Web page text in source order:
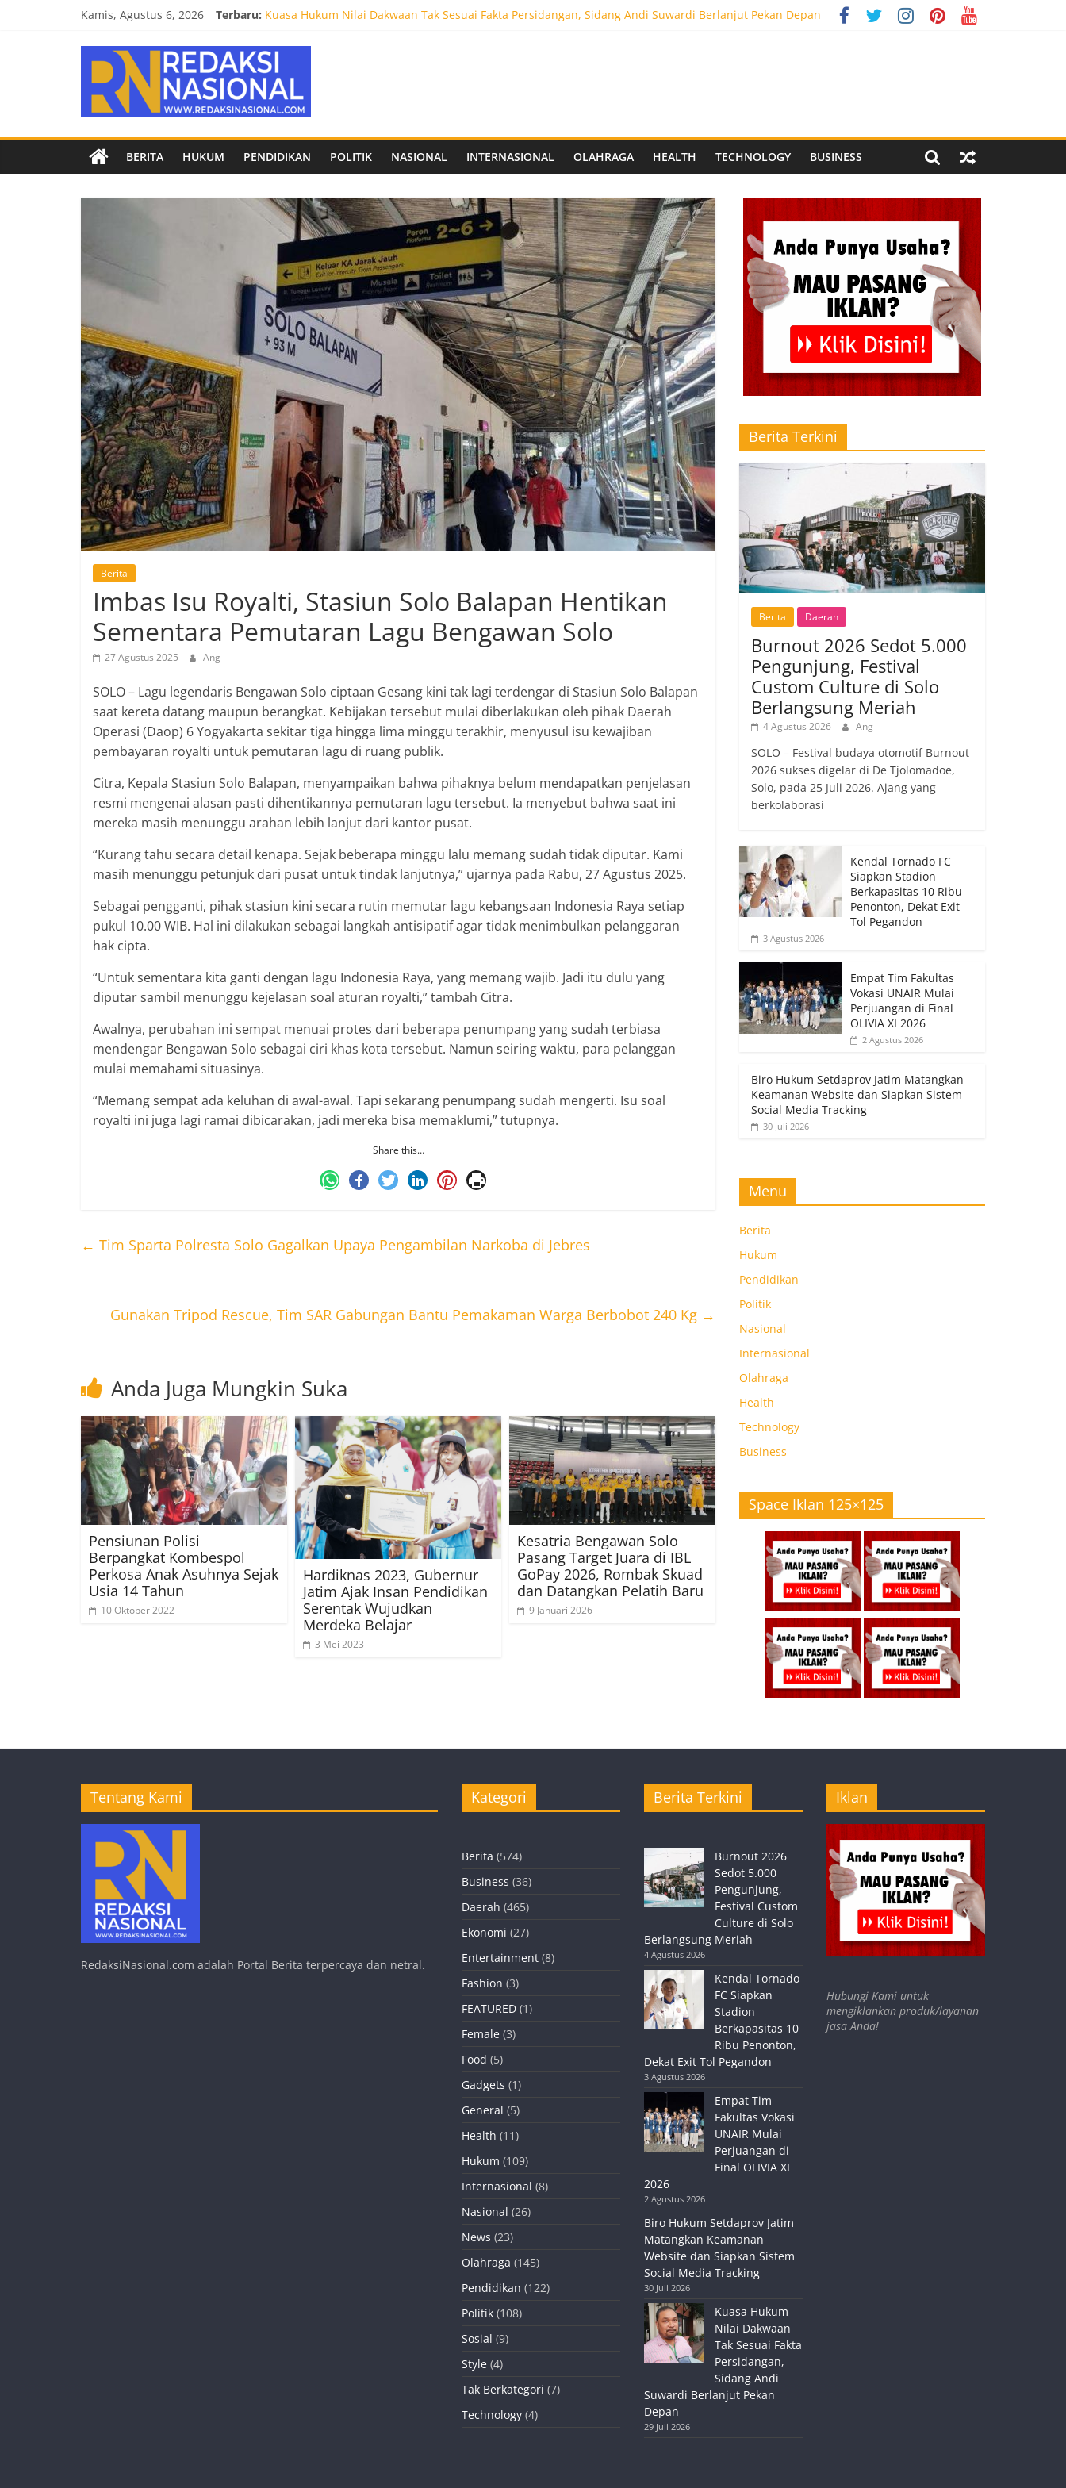
Kamis, Agustus 6, 2026 Terbaru: Kuasa Hukum Nilai Dakwaan Tak Sesuai Fakta Persidangan, Sidang Andi Suwardi Berlanjut Pekan Depan
Kendal Tornado FC Siapkan Stadion Berkapasitas 10 Ribu Penonton, Dekat Exit Tol Pegandon
Empat Tim Fakultas Vokasi UNAIR Mulai Perjuangan di Final OLIVIA XI 2026
Biro Hukum Setdaprov Jatim Matangkan Keamanan Website dan Siapkan Sistem Social Media Tracking
Redaksi
Nasional
Berita
terpercaya
netral
BERITA HUKUM PENDIDIKAN POLITIK NASIONAL INTERNASIONAL OLAHRAGA HEALTH TECHNOLOGY BUSINESS
Berita
Imbas Isu Royalti, Stasiun Solo Balapan Hentikan
Sementara Pemutaran Lagu Bengawan Solo
27 Agustus 2025 Ang
SOLO – Lagu legendaris Bengawan Solo ciptaan Gesang kini tak lagi terdengar di Stasiun Solo Balapan
saat kereta datang maupun berangkat. Kebijakan tersebut mulai diberlakukan oleh pihak Daerah
Operasi (Daop) 6 Yogyakarta sekitar tiga hingga lima minggu terakhir, menyusul isu kewajiban
pembayaran royalti untuk pemutaran lagu di ruang publik.
Citra, Kepala Stasiun Solo Balapan, menyampaikan bahwa pihaknya belum mendapatkan penjelasan
resmi mengenai alasan pasti dihentikannya pemutaran lagu tersebut. Ia menyebut bahwa saat ini
mereka masih menunggu arahan lebih lanjut dari kantor pusat.
“Kurang tahu secara detail kenapa. Sejak beberapa minggu lalu memang sudah tidak diputar. Kami
masih menunggu petunjuk dari pusat untuk tindak lanjutnya,” ujarnya pada Rabu, 27 Agustus 2025.
Sebagai pengganti, pihak stasiun kini secara rutin memutar lagu kebangsaan Indonesia Raya setiap
pukul 10.00 WIB. Hal ini dilakukan sebagai langkah antisipatif agar tidak menimbulkan pelanggaran
hak cipta.
“Untuk sementara kita ganti dengan lagu Indonesia Raya, yang memang wajib. Jadi itu dulu yang
diputar sambil menunggu kejelasan soal aturan royalti,” tambah Citra.
Awalnya, perubahan ini sempat menuai protes dari beberapa penumpang yang sudah terbiasa
mendengar Bengawan Solo sebagai ciri khas kota tersebut. Namun seiring waktu, para pelanggan
mulai memahami situasinya.
“Memang sempat ada keluhan di awal-awal. Tapi sekarang penumpang sudah mengerti. Isu soal
royalti ini juga lagi ramai dibicarakan, jadi mereka bisa memaklumi,” tutupnya.
Share this…
← Tim Sparta Polresta Solo Gagalkan Upaya Pengambilan Narkoba di Jebres
Gunakan Tripod Rescue, Tim SAR Gabungan Bantu Pemakaman Warga Berbobot 240 Kg →
Anda Juga Mungkin Suka
Pensiunan Polisi
Berpangkat Kombespol
Perkosa Anak Asuhnya Sejak
Usia 14 Tahun
10 Oktober 2022
Hardiknas 2023, Gubernur
Jatim Ajak Insan Pendidikan
Serentak Wujudkan
Merdeka Belajar
3 Mei 2023
Kesatria Bengawan Solo
Pasang Target Juara di IBL
GoPay 2026, Rombak Skuad
dan Datangkan Pelatih Baru
9 Januari 2026
Berita Terkini
Berita Daerah
Burnout 2026 Sedot 5.000
Pengunjung, Festival
Custom Culture di Solo
Berlangsung Meriah
4 Agustus 2026 Ang
SOLO – Festival budaya otomotif Burnout
2026 sukses digelar di De Tjolomadoe,
Solo, pada 25 Juli 2026. Ajang yang
berkolaborasi
Kendal Tornado FC
Siapkan Stadion
Berkapasitas 10 Ribu
Penonton, Dekat Exit
Tol Pegandon
3 Agustus 2026
Empat Tim Fakultas
Vokasi UNAIR Mulai
Perjuangan di Final
OLIVIA XI 2026
2 Agustus 2026
Biro Hukum Setdaprov Jatim Matangkan
Keamanan Website dan Siapkan Sistem
Social Media Tracking
30 Juli 2026
Menu
Berita
Hukum
Pendidikan
Politik
Nasional
Internasional
Olahraga
Health
Technology
Business
Space Iklan 125×125
Tentang Kami
RedaksiNasional.com adalah Portal Berita terpercaya dan netral.
Kategori
Berita (574)
Business (36)
Daerah (465)
Ekonomi (27)
Entertainment (8)
Fashion (3)
FEATURED (1)
Female (3)
Food (5)
Gadgets (1)
General (5)
Health (11)
Hukum (109)
Internasional (8)
Nasional (26)
News (23)
Olahraga (145)
Pendidikan (122)
Politik (108)
Sosial (9)
Style (4)
Tak Berkategori (7)
Technology (4)
Berita Terkini
Burnout 2026
Sedot 5.000
Pengunjung,
Festival Custom
Culture di Solo
Berlangsung Meriah
4 Agustus 2026
Kendal Tornado
FC Siapkan
Stadion
Berkapasitas 10
Ribu Penonton,
Dekat Exit Tol Pegandon
3 Agustus 2026
Empat Tim
Fakultas Vokasi
UNAIR Mulai
Perjuangan di
Final OLIVIA XI
2026
2 Agustus 2026
Biro Hukum Setdaprov Jatim
Matangkan Keamanan
Website dan Siapkan Sistem
Social Media Tracking
30 Juli 2026
Kuasa Hukum
Nilai Dakwaan
Tak Sesuai Fakta
Persidangan,
Sidang Andi
Suwardi Berlanjut Pekan
Depan
29 Juli 2026
Iklan
Hubungi Kami untuk
mengiklankan produk/layanan
jasa Anda!